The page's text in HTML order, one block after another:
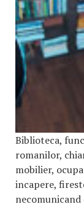
Biblioteca,
romanilor,
mobilier,
incapere,